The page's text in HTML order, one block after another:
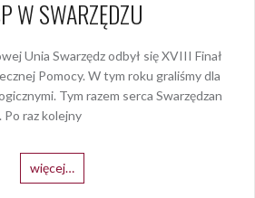
W SWARZĘDZU
Unia Swarzędz odbył się XVIII Finał
Pomocy. W tym roku graliśmy dla
Tym razem serca Swarzędzan
Po raz kolejny
więcej…